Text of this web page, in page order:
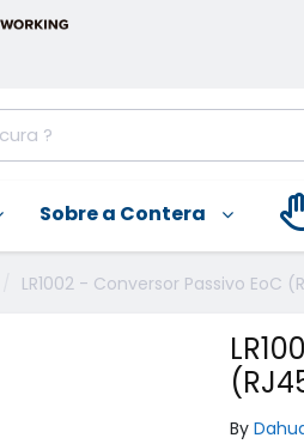
Sobre a Contera
LR1002 - Conversor Passivo EoC
By